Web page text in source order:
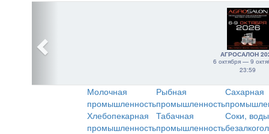
АГРОСАЛОН
6 октября — 9
23:59
Молочная
промышленность
Рыбная
промышленность
Сахарная
Хлебопекарная
промышленность
Табачная
промышленность
Соки,